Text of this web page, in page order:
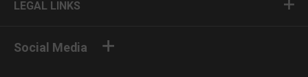
Social Media
LEGAL LINKS